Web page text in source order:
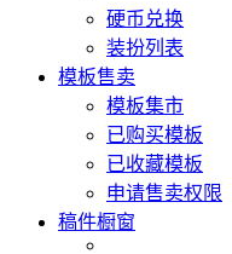
硬币兑换
装扮列表
模板售卖
模板集市
已购买模板
已收藏模板
申请售卖权限
稿件橱窗